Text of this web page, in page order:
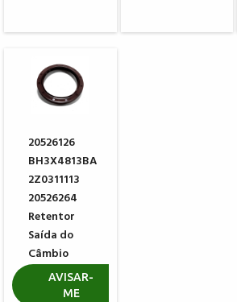
20526126
BH3X4813BA
2Z0311113
20526264
Retentor
Saída do
Câmbio
EATON
X8872722
AVISAR-
ME